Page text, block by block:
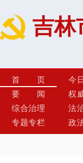
吉林
首页 今
要闻
权
综合治理
法
专题专栏
政